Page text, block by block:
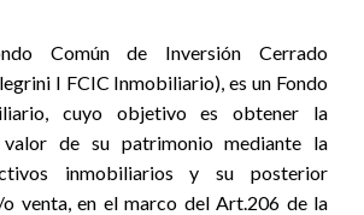
Común de Inversión Cerrado
I FCIC Inmobiliario), es un Fondo
cuyo objetivo es obtener la
valor de su patrimonio mediante la
inmobiliarios y su posterior
venta, en el marco del Art.206 de la